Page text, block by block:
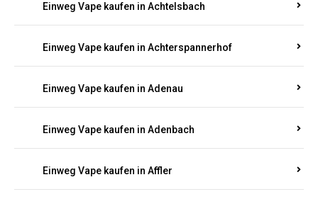
Einweg Vape kaufen in Achtelsbach
Einweg Vape kaufen in Achterspannerhof
Einweg Vape kaufen in Adenau
Einweg Vape kaufen in Adenbach
Einweg Vape kaufen in Affler